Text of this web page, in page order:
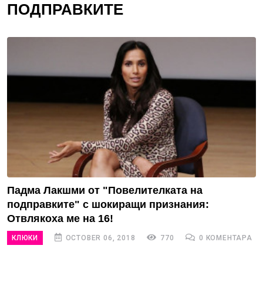
ПОДПРАВКИТЕ
Падма Лакшми от "Повелителката на
подправките" с шокиращи признания:
Отвлякоха ме на 16!
КЛЮКИ OCTOBER 06, 2018 770 0 КОМЕНТАРА